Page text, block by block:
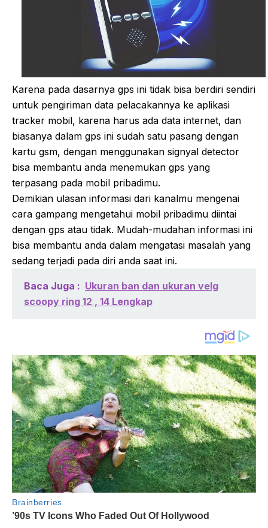
Karena pada dasarnya gps ini tidak bisa berdiri sendiri
untuk pengiriman data pelacakannya ke aplikasi
tracker mobil, karena harus ada data internet, dan
biasanya dalam gps ini sudah satu pasang dengan
kartu gsm, dengan menggunakan signyal detector
bisa membantu anda menemukan gps yang
terpasang pada mobil pribadimu.
Demikian ulasan informasi dari kanalmu mengenai
cara gampang mengetahui mobil pribadimu diintai
dengan gps atau tidak. Mudah-mudahan informasi ini
bisa membantu anda dalam mengatasi masalah yang
sedang terjadi pada diri anda saat ini.
Baca Juga : Ukuran ban dan ukuran velg
scoopy ring 12 , 14 Lengkap